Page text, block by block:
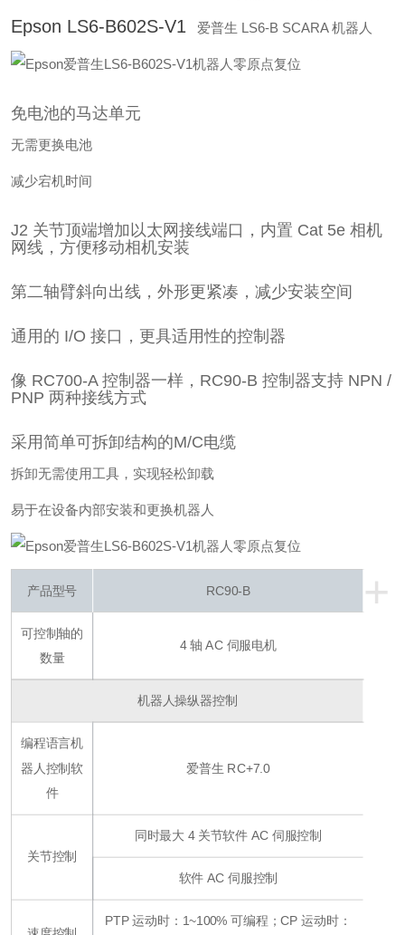
Epson LS6-B602S-V1 爱普生 LS6-B SCARA 机器人
免电池的马达单元
无需更换电池
减少宕机时间
J2 关节顶端增加以太网接线端口，内置 Cat 5e 相机
网线，方便移动相机安装
第二轴臂斜向出线，外形更紧凑，减少安装空间
通用的 I/O 接口，更具适用性的控制器
像 RC700-A 控制器一样，RC90-B 控制器支持 NPN /
PNP 两种接线方式
采用简单可拆卸结构的M/C电缆
拆卸无需使用工具，实现轻松卸载
易于在设备内部安装和更换机器人
+
产品型号 RC90-B
可控制轴的
数量
4 轴 AC 伺服电机
机器人操纵器控制
编程语言机
器人控制软
件
爱普生 RC+7.0
关节控制
同时最大 4 关节软件 AC 伺服控制
软件 AC 伺服控制
PTP 运动时：1~100% 可编程；CP 运动时：